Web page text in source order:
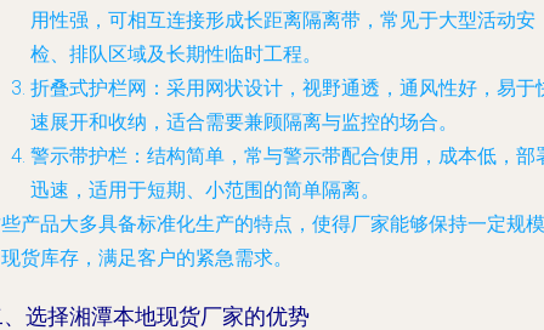
用性强，可相互连接形成长距离隔离带，常见于大型活动安
检、排队区域及长期性临时工程。
折叠式护栏网 ：采用网状设计，视野通透，通风性好，易于
速展开和收纳，适合需要兼顾隔离与监控的场合。
警示带护栏 ：结构简单，常与警示带配合使用，成本低，部
迅速，适用于短期、小范围的简单隔离。
产品大多具备标准化生产的特点，使得厂家能够保持一定规模
货库存，满足客户的紧急需求。
选择湘潭本地现货厂家的优势